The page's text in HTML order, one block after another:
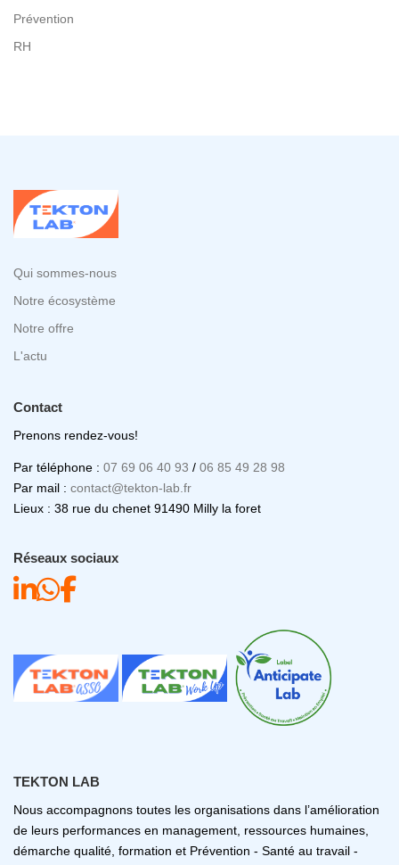
Prévention
RH
Qui sommes-nous
Notre écosystème
Notre offre
L'actu
Contact
Prenons rendez-vous!
Par téléphone : 07 69 06 40 93 / 06 85 49 28 98
Par mail : contact@tekton-lab.fr
Lieux : 38 rue du chenet 91490 Milly la foret
Réseaux sociaux
TEKTON LAB
Nous accompagnons toutes les organisations dans l’amélioration
de leurs performances en management, ressources humaines,
démarche qualité, formation et Prévention - Santé au travail -